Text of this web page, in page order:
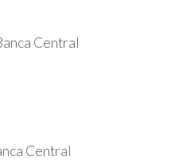
Central
Central